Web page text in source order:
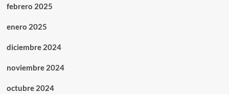
febrero 2025
enero 2025
diciembre 2024
noviembre 2024
octubre 2024